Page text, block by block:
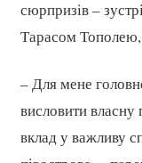
сюрпризів –
Тарасом Тополею,
– Для мене
висловити
вклад у важливу